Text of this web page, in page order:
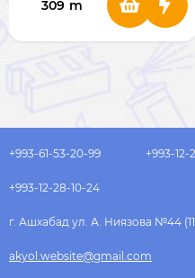
309 m
+993-61-53-20-99 +993-12-
+993-12-28-10-24
г. Ашхабад ул. А. Ниязова №44
akyol.website@gmail.com